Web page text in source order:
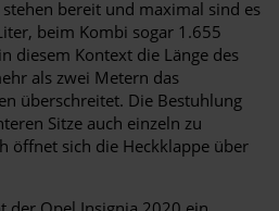
bereit und maximal sind es
beim Kombi sogar 1.655
diesem Kontext die Länge des
als zwei Metern das
überschreitet. Die Bestuhlung
Sitze auch einzeln zu
öffnet sich die Heckklappe über